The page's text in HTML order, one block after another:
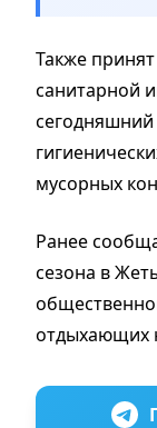
Также
санитарной
сегодняшний
мусорных
Ранее
сезона в
отдыхающих